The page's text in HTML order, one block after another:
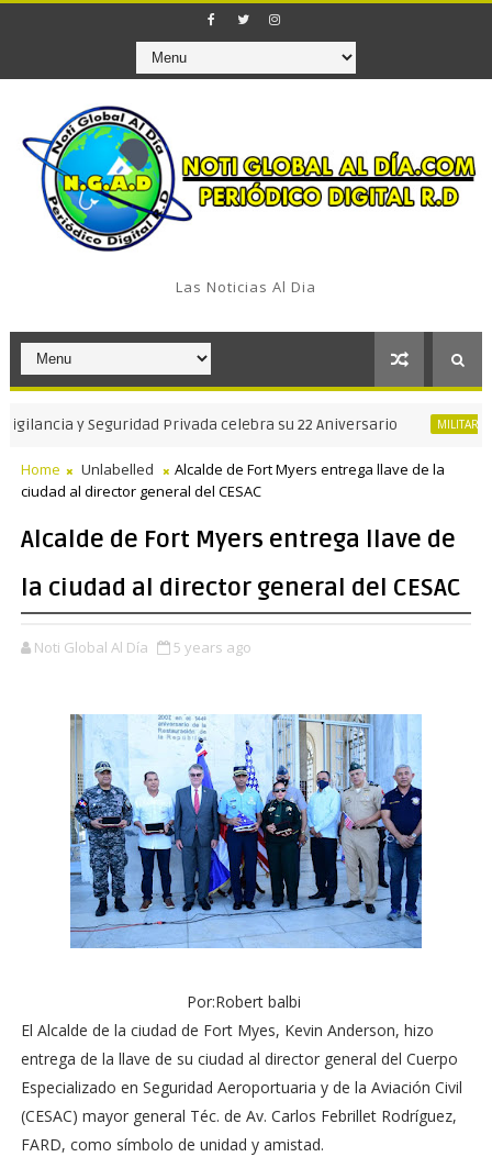
Las Noticias Al Dia
y Seguridad Privada celebra su 22 Aniversario MILITAR
Home Unlabelled
Alcalde de Fort Myers entrega llave de la
ciudad al director general del CESAC
Alcalde de Fort Myers entrega llave de
la ciudad al director general del CESAC
Noti Global Al Día 5 years ago
Por:Robert balbi
El Alcalde de la ciudad de Fort Myes, Kevin Anderson, hizo
entrega de la llave de su ciudad al director general del Cuerpo
Especializado en Seguridad Aeroportuaria y de la Aviación Civil
(CESAC) mayor general Téc. de Av. Carlos Febrillet Rodríguez,
FARD, como símbolo de unidad y amistad.